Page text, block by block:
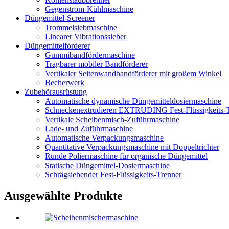
Gegenstrom-Kühlmaschine
Düngemittel-Screener
Trommelsiebmaschine
Linearer Vibrationssieber
Düngemittelförderer
Gummibandfördermaschine
Tragbarer mobiler Bandförderer
Vertikaler Seitenwandbandförderer mit großem Winkel
Becherwerk
Zubehörausrüstung
Automatische dynamische Düngemitteldosiermaschine
Schneckenextrudieren EXTRUDING Fest-Flüssigkeits-
Vertikale Scheibenmisch-Zuführmaschine
Lade- und Zuführmaschine
Automatische Verpackungsmaschine
Quantitative Verpackungsmaschine mit Doppeltrichter
Runde Poliermaschine für organische Düngemittel
Statische Düngemittel-Dosiermaschine
Schrägsiebender Fest-Flüssigkeits-Trenner
Ausgewählte Produkte